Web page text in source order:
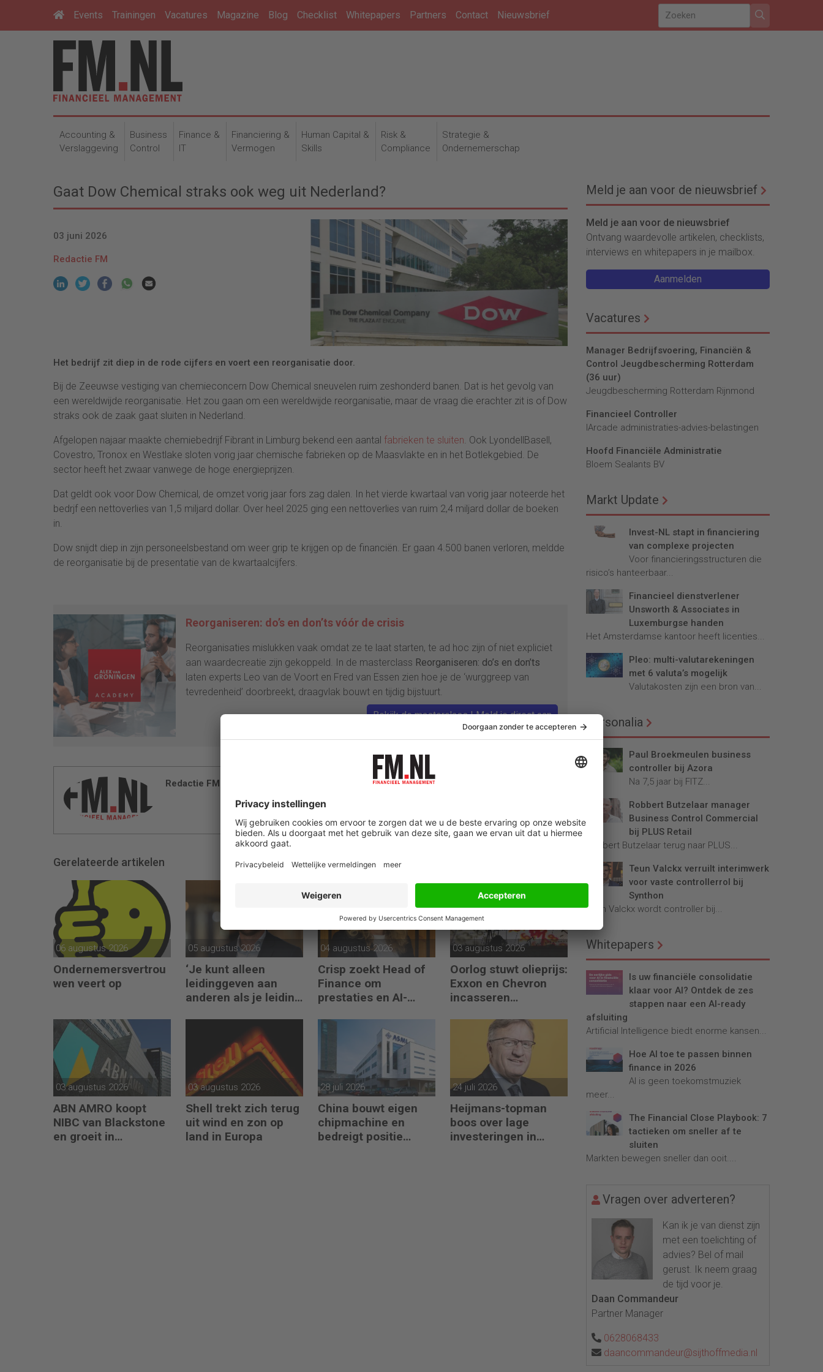
Events Trainingen Vacatures Magazine Blog Checklist Whitepapers Partners Contact Nieuwsbrief
Accounting &
Verslaggeving
Business
Control
Finance &
IT
Financiering &
Vermogen
Human Capital &
Skills
Risk &
Compliance
Strategie &
Ondernemerschap
Gaat Dow Chemical straks ook weg uit Nederland?
03 juni 2026
Redactie FM
Het bedrijf zit diep in de rode cijfers en voert een reorganisatie door.
Bij de Zeeuwse vestiging van chemieconcern Dow Chemical sneuvelen ruim zeshonderd banen. Dat is het gevolg van
een wereldwijde reorganisatie. Het zou gaan om een wereldwijde reorganisatie, maar de vraag die erachter zit is of Dow
straks ook de zaak gaat sluiten in Nederland.
Afgelopen najaar maakte chemiebedrijf Fibrant in Limburg bekend een aantal fabrieken te sluiten. Ook LyondellBasell,
Covestro, Tronox en Westlake sloten vorig jaar chemische fabrieken op de Maasvlakte en in het Botlekgebied. De
sector heeft het zwaar vanwege de hoge energieprijzen.
Dat geldt ook voor Dow Chemical, de omzet vorig jaar fors zag dalen. In het vierde kwartaal van vorig jaar noteerde het
bedrjf een nettoverlies van 1,5 miljard dollar. Over heel 2025 ging een nettoverlies van ruim 2,4 miljard dollar de boeken
in.
Dow snijdt diep in zijn personeelsbestand om weer grip te krijgen op de financiën. Er gaan 4.500 banen verloren, meldde
de reorganisatie bij de presentatie van de kwartaalcijfers.
Reorganiseren: do’s en don’ts vóór de crisis
Reorganisaties mislukken vaak omdat ze te laat starten, te ad hoc zijn of niet expliciet
aan waardecreatie zijn gekoppeld. In de masterclass Reorganiseren: do’s en don’ts
laten experts Leo van de Voort en Fred van Essen zien hoe je de ‘wurggreep van
tevredenheid’ doorbreekt, draagvlak bouwt en tijdig bijstuurt.
Bekijk de masterclass | Meld je direct aan
Redactie FM
Gerelateerde artikelen
06 augustus 2026
Ondernemersvertrou
wen veert op
05 augustus 2026
‘Je kunt alleen
leidinggeven aan
anderen als je leiding
04 augustus 2026
Crisp zoekt Head of
Finance om
prestaties en AI-
03 augustus 2026
Oorlog stuwt olieprijs:
Exxon en Chevron
incasseren
03 augustus 2026
ABN AMRO koopt
NIBC van Blackstone
en groeit in
03 augustus 2026
Shell trekt zich terug
uit wind en zon op
land in Europa
28 juli 2026
China bouwt eigen
chipmachine en
bedreigt positie
24 juli 2026
Heijmans-topman
boos over lage
investeringen in
Meld je aan voor de nieuwsbrief
Meld je aan voor de nieuwsbrief
Ontvang waardevolle artikelen, checklists,
interviews en whitepapers in je mailbox.
Aanmelden
Vacatures
Manager Bedrijfsvoering, Financiën &
Control Jeugdbescherming Rotterdam
(36 uur)
Jeugdbescherming Rotterdam Rijnmond
Financieel Controller
lArcade administraties-advies-belastingen
Hoofd Financiële Administratie
Bloem Sealants BV
Markt Update
Invest-NL stapt in financiering
van complexe projecten
Voor financieringsstructuren die
risico’s hanteerbaar...
Financieel dienstverlener
Unsworth & Associates in
Luxemburgse handen
Het Amsterdamse kantoor heeft licenties...
Pleo: multi-valutarekeningen
met 6 valuta’s mogelijk
Valutakosten zijn een bron van...
Personalia
Paul Broekmeulen business
controller bij Azora
Na 7,5 jaar bij FITZ...
Robbert Butzelaar manager
Business Control Commercial
bij PLUS Retail
Robbert Butzelaar terug naar PLUS...
Teun Valckx verruilt interimwerk
voor vaste controllerrol bij
Synthon
Teun Valckx wordt controller bij...
Whitepapers
Is uw financiële consolidatie
klaar voor AI? Ontdek de zes
stappen naar een AI-ready
afsluiting
Artificial Intelligence biedt enorme kansen...
Hoe AI toe te passen binnen
finance in 2026
AI is geen toekomstmuziek
meer...
The Financial Close Playbook: 7
tactieken om sneller af te
sluiten
Markten bewegen sneller dan ooit....
Vragen over adverteren?
Kan ik je van dienst zijn
met een toelichting of
advies? Bel of mail
gerust. Ik neem graag
de tijd voor je.
Daan Commandeur
Partner Manager
0628068433
daancommandeur@sijthoffmedia.nl